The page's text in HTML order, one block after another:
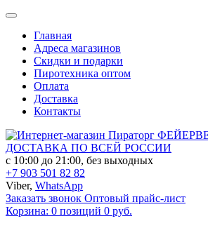
Главная
Адреса магазинов
Скидки и подарки
Пиротехника оптом
Оплата
Доставка
Контакты
ДОСТАВКА ПО ВСЕЙ РОССИИ
с 10:00 до 21:00, без выходных
+7 903 501 82 82
Viber, WhatsApp
Заказать звонок Оптовый прайс-лист
Корзина: 0 позиций 0 руб.